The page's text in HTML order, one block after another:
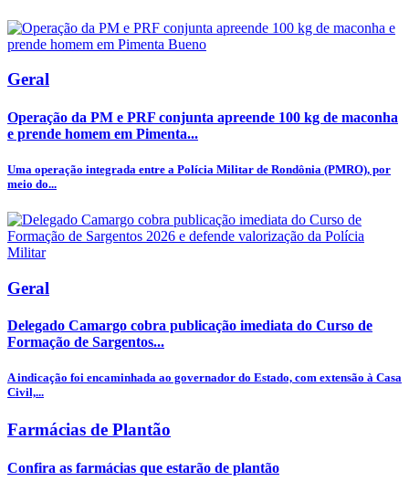
Geral
Operação da PM e PRF conjunta apreende 100 kg de maconha
e prende homem em Pimenta...
Uma operação integrada entre a Polícia Militar de Rondônia (PMRO), por
meio do...
Geral
Delegado Camargo cobra publicação imediata do Curso de
Formação de Sargentos...
A indicação foi encaminhada ao governador do Estado, com extensão à Casa
Civil,...
Farmácias de Plantão
Confira as farmácias que estarão de plantão